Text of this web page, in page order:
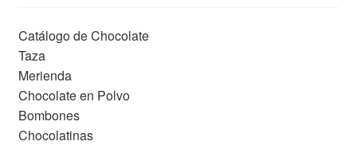
Catálogo de Chocolate
Taza
Merienda
Chocolate en Polvo
Bombones
Chocolatinas